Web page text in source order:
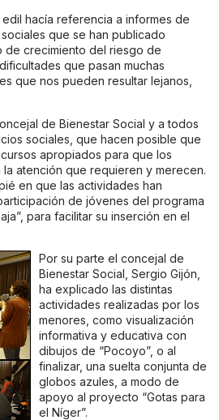
hacía referencia a informes de
que se han publicado
de crecimiento del riesgo de
que pasan muchas
que nos pueden resultar lejanos,
de Bienestar Social y a todos
sociales, que hacen posible que
apropiados para que los
atención que requieren y merecen.
en que las actividades han
de jóvenes del programa
para facilitar su inserción en el
Por su parte el concejal de
Bienestar Social, Sergio Gijón,
ha explicado las distintas
actividades realizadas por los
menores, como visualización
informativa y educativa con
dibujos de “Pocoyo”, o al
finalizar, una suelta conjunta de
globos azules, a modo de
apoyo al proyecto “Gotas para
el Níger”.